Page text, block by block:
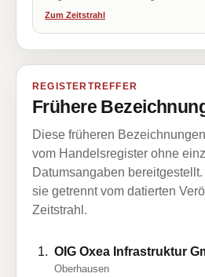
Zum Zeitstrahl
REGISTERTREFFER
Frühere
Diese früheren
vom Handelsregister ohne
Datumsangaben
sie getrennt vom datierten
Zeitstrahl.
OIG Oxea Infrastruktur
Oberhausen